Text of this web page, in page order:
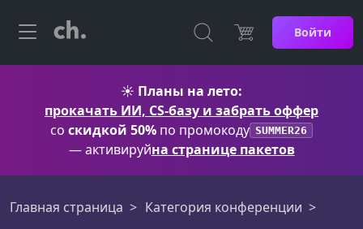
Войти
☀️ Планы на лето:
прокачать ИИ, CS-базу и забрать оффер
со скидкой 50% по промокоду SUMMER26
— активируйна странице пакетов
Главная страница
Категория конференции